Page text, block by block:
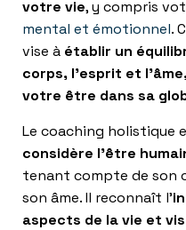
votre vie, y compris
mental et émotionnel.
vise à établir un
corps, l’esprit et
votre être dans sa
Le coaching holistique
considère l’être
tenant compte de son
son âme. Il reconnaît l’
aspects de la vie et